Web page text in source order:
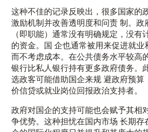
这种不佳的记录反映出，很多国家的
激励机制并改善透明度和问责 制。
（即职能）通常没有明确规定，没有
的资金。国 企也通常被用来促进就业
而不考虑成本。在公共债务水平较高
银行比私人银行持有更多政府债务。
选政客可能借助国企来规 避政府预
价信贷或就业岗位回报政治支持者。
政府对国企的支持可能也会赋予其相
争优势。这种担忧在国内市场 长期